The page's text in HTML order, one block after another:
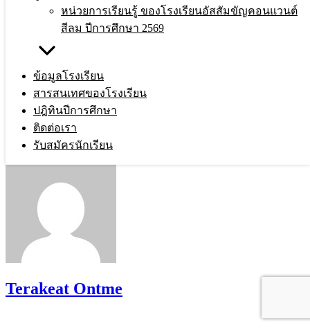
หน่วยการเรียนรู้ ของโรงเรียนอัสสัมขัญคอนแวนต์
สีลม ปีการศึกษา 2569
ข้อมูลโรงเรียน
สารสนเทศของโรงเรียน
ปฎิทินปีการศึกษา
ติดต่อเรา
รับสมัครนักเรียน
23 Jul 202020 Aug 2020 Terakeat Ontme งานวิจัย
งานวิจัยในชั้นเรียน เรื่อง การพัฒนาผล
สัมฤทธิ์ทางการเรียน เรื่องภูมิศาสตร์ โดย
ใช้เทคนิคจิกซอว์ (Jigsaw) ของนักเรียนชั้น
ประถมศึกษาปีที่ 6
Terakeat Ontme